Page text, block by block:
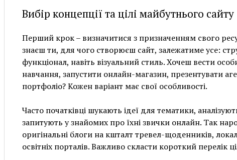
Вибір концепції та цілі майбутнього сайту
Перший крок – визначитися з призначенням свого
знаєш ти, для чого створюєш сайт, залежатиме усе:
функціонал, навіть візуальний стиль. Хочеш вести
навчання, запустити онлайн-магазин, презентувати
портфоліо? Кожен варіант має свої особливості.
Часто початківці шукають ідеї для тематики,
запитують у знайомих про їхні звички онлайн. Так
оригінальні блоги на кшталт тревел-щоденників,
освітніх порталів. Важливо скласти короткий перелік